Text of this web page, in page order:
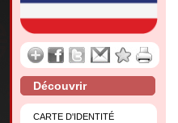
Découvrir
CARTE D'IDENTITÉ